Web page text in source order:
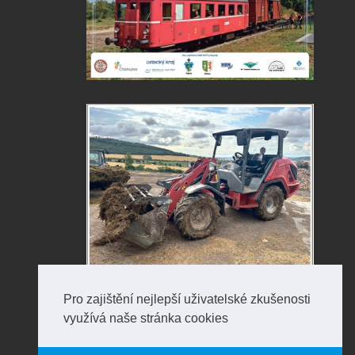
Pro zajištění nejlepší uživatelské zkušenosti
využívá naše stránka cookies